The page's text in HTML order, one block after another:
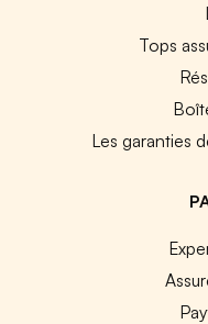
Tops
Les garanties